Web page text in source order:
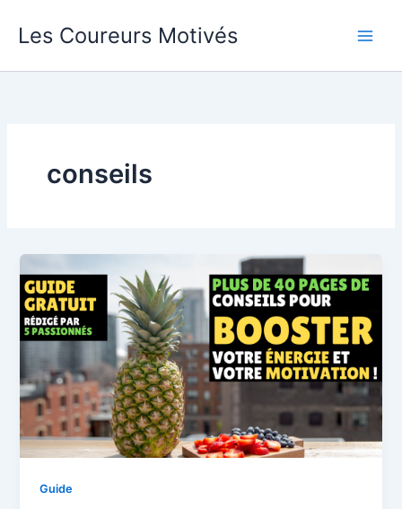
Les Coureurs Motivés
conseils
Guide